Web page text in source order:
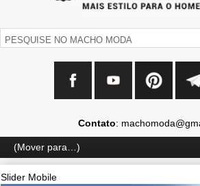
Contato:
Slider Mobile